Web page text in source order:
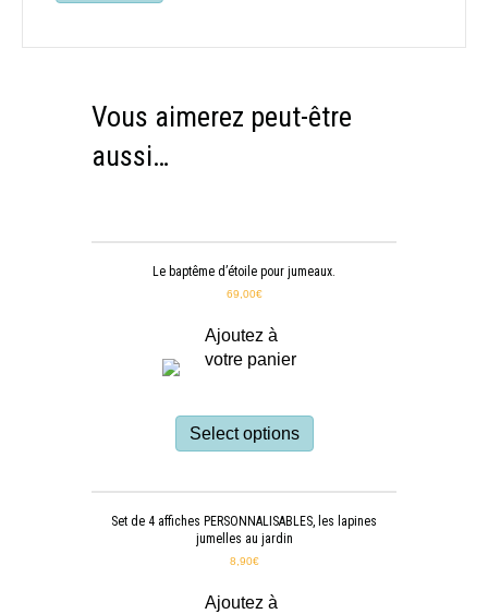
Vous aimerez peut-être
aussi…
Le baptême d’étoile pour jumeaux.
69,00€
Ajoutez à
votre panier
Select options
Set de 4 affiches PERSONNALISABLES, les lapines
jumelles au jardin
8,90€
Ajoutez à